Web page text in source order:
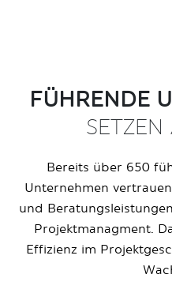
FÜHRENDE
SETZEN
Bereits über 650
Unternehmen
und
Projektmanagment.
Effizienz im